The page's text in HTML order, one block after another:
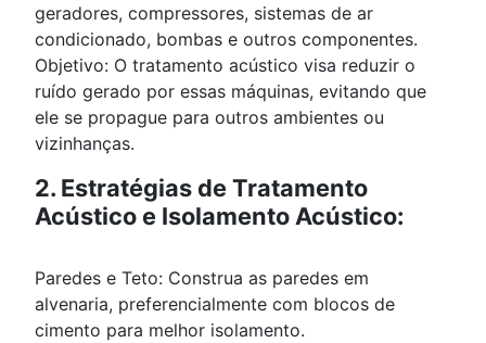
geradores, compressores, sistemas de ar
condicionado, bombas e outros componentes.
Objetivo: O tratamento acústico visa reduzir o
ruído gerado por essas máquinas, evitando que
ele se propague para outros ambientes ou
vizinhanças.
2. Estratégias de Tratamento
Acústico e Isolamento Acústico:
Paredes e Teto: Construa as paredes em
alvenaria, preferencialmente com blocos de
cimento para melhor isolamento.